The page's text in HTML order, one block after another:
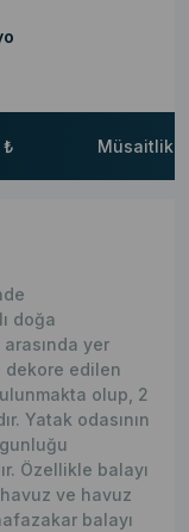
₺ Müsaitlik
doğa
arasında yer
dekore edilen
olup, 2
Yatak odasının
Özellikle balayı
ve havuz
balayı